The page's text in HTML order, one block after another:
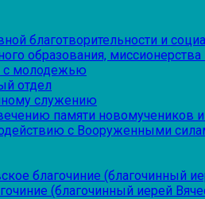
благотворительности и
образования, миссионерства
с молодежью
отдел
служению
памяти новомучеников
с Вооруженными
благочиние (благочинный
(благочинный иерей